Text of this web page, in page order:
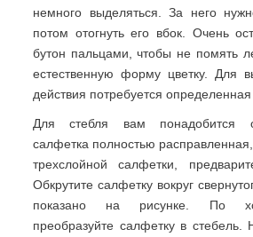
немного выделяться. За него
потом отогнуть его вбок. Очень
бутон пальцами, чтобы не помять
естественную форму цветку. Для
действия потребуется определенная
Для стебля вам понадобится
салфетка полностью
трехслойной салфетки,
Обкрутите салфетку вокруг
показано на рисунке. По
преобразуйте салфетку в стебель.